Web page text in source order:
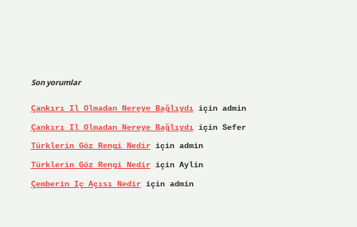
Son yorumlar
Çankırı Il Olmadan Nereye Bağlıydıiçin admin
Çankırı Il Olmadan Nereye Bağlıydıiçin Sefer
Türklerin Göz Rengi Nediriçin admin
Türklerin Göz Rengi Nediriçin Aylin
Çemberin Iç Açısı Nediriçin admin